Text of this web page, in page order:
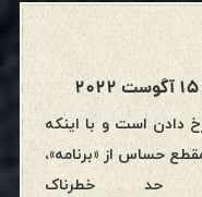
دادن است و با اینکه
حساس از «برنامه»،
خطرناک